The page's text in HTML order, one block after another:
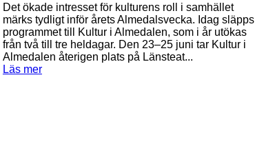
Det ökade intresset för kulturens roll i samhället
märks tydligt inför årets Almedalsvecka. Idag släpps
programmet till Kultur i Almedalen, som i år utökas
från två till tre heldagar. Den 23–25 juni tar Kultur i
Almedalen återigen plats på Länsteat...
Läs mer